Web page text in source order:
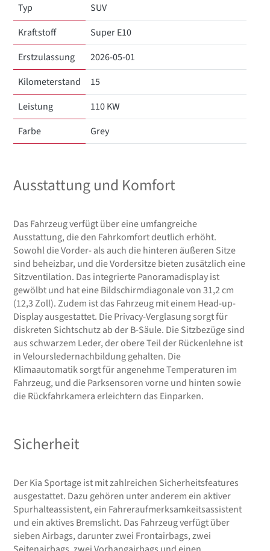
Typ
SUV
Kraftstoff
Super E10
Erstzulassung
2026-05-01
Kilometerstand
15
Leistung
110 KW
Farbe
Grey
Ausstattung und Komfort
Das Fahrzeug verfügt über eine umfangreiche
Ausstattung, die den Fahrkomfort deutlich erhöht.
Sowohl die Vorder- als auch die hinteren äußeren Sitze
sind beheizbar, und die Vordersitze bieten zusätzlich eine
Sitzventilation. Das integrierte Panoramadisplay ist
gewölbt und hat eine Bildschirmdiagonale von 31,2 cm
(12,3 Zoll). Zudem ist das Fahrzeug mit einem Head-up-
Display ausgestattet. Die Privacy-Verglasung sorgt für
diskreten Sichtschutz ab der B-Säule. Die Sitzbezüge sind
aus schwarzem Leder, der obere Teil der Rückenlehne ist
in Veloursledernachbildung gehalten. Die
Klimaautomatik sorgt für angenehme Temperaturen im
Fahrzeug, und die Parksensoren vorne und hinten sowie
die Rückfahrkamera erleichtern das Einparken.
Sicherheit
Der Kia Sportage ist mit zahlreichen Sicherheitsfeatures
ausgestattet. Dazu gehören unter anderem ein aktiver
Spurhalteassistent, ein Fahreraufmerksamkeitsassistent
und ein aktives Bremslicht. Das Fahrzeug verfügt über
sieben Airbags, darunter zwei Frontairbags, zwei